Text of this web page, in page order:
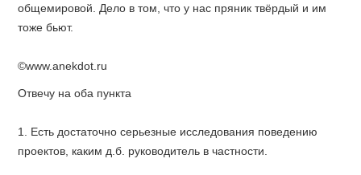
общемировой. Дело в том, что у нас пряник твёрдый и им
тоже бьют.
©www.anekdot.ru
Отвечу на оба пункта
1. Есть достаточно серьезные исследования поведению
проектов, каким д.б. руководитель в частности.